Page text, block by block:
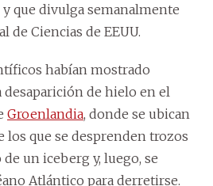
y que divulga semanalmente
de Ciencias de EEUU.
habían mostrado
de hielo en el
Groenlandia, donde se ubican
los que se desprenden trozos
un iceberg y, luego, se
Atlántico para derretirse.